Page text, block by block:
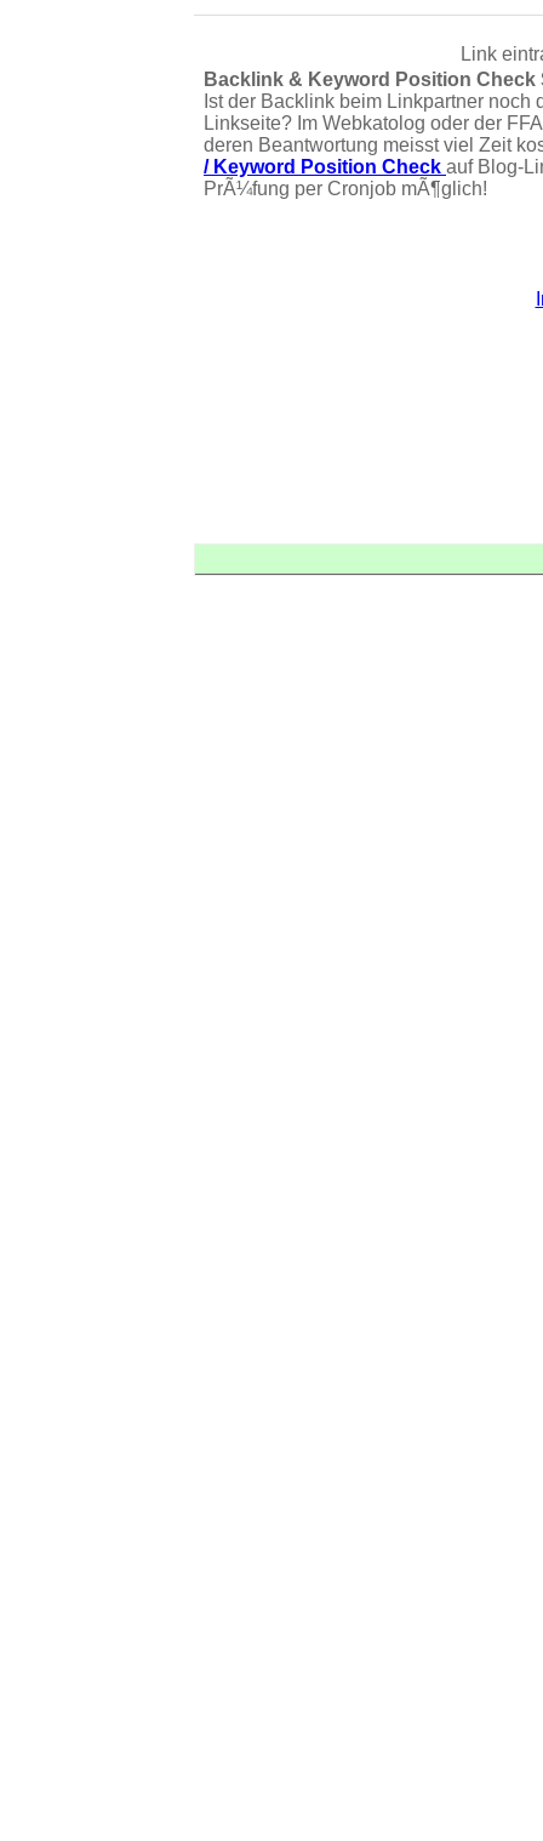
Link
Backlink & Keyword Position
Ist der Backlink beim Linkpartner noch
Linkseite? Im Webkatolog oder der
deren Beantwortung meisst viel Zeit
/ Keyword Position Check auf Blog-
PrÃ¼fung per Cronjob mÃ¶glich!